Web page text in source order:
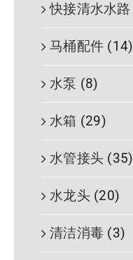
快接清水水路
马桶配件 (14)
水泵 (8)
水箱 (29)
水管接头 (35)
水龙头 (20)
清洁消毒 (3)